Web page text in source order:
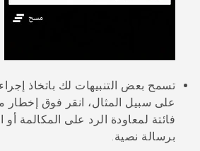
تسمح بعض التنبيهات لك باتخاذ
على سبيل المثال، انقر فوق إخطار
فائتة لمعاودة الرد على المكالمة أو
برسالة نصية.